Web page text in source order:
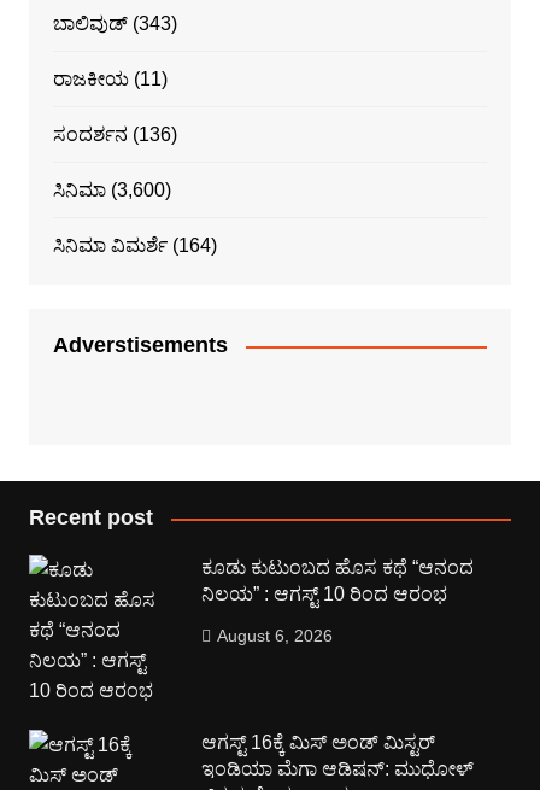
ಬಾಲಿವುಡ್(343)
ರಾಜಕೀಯ(11)
ಸಂದರ್ಶನ (136)
ಸಿನಿಮಾ(3,600)
ಸಿನಿಮಾ ವಿಮರ್ಶೆ(164)
Adverstisements
Recent post
ಕೂಡು ಕುಟುಂಬದ ಹೊಸ ಕಥೆ “ಆನಂದ
ನಿಲಯ” : ಆಗಸ್ಟ್ 10 ರಿಂದ ಆರಂಭ
August 6, 2026
ಆಗಸ್ಟ್ 16ಕ್ಕೆ ಮಿಸ್ ಅಂಡ್ ಮಿಸ್ಟರ್
ಇಂಡಿಯಾ ಮೆಗಾ ಆಡಿಷನ್: ಮುಧೋಳ್